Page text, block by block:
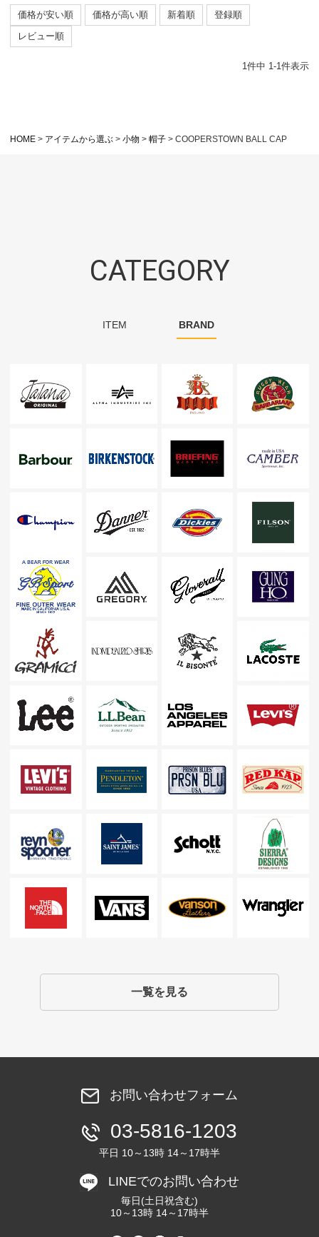
価格が安い順
価格が高い順 新着順
登録順
レビュー順
1件中 1-1件表示
HOME アイテムから選ぶ 小物 帽子 COOPERSTOWN BALL CAP
CATEGORY
ITEM BRAND
一覧を見る
お問い合わせフォーム
03-5816-1203
平日 10～13時 14～17時半
LINEでのお問い合わせ
毎日(土日祝含む)
10～13時 14～17時半